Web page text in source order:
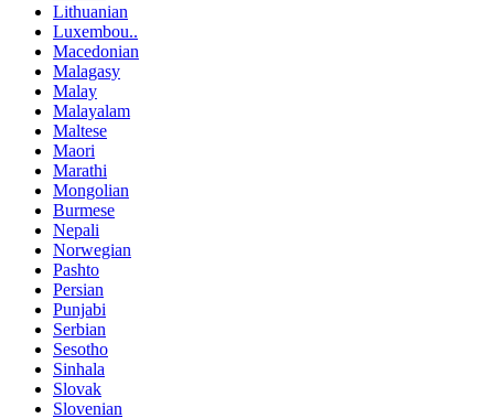
Lithuanian
Luxembou..
Macedonian
Malagasy
Malay
Malayalam
Maltese
Maori
Marathi
Mongolian
Burmese
Nepali
Norwegian
Pashto
Persian
Punjabi
Serbian
Sesotho
Sinhala
Slovak
Slovenian